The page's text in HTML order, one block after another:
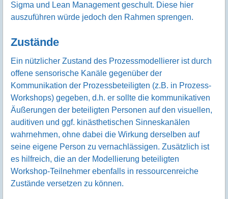
Sigma und Lean Management geschult. Diese hier
auszuführen würde jedoch den Rahmen sprengen.
Zustände
Ein nützlicher Zustand des Prozessmodellierer ist durch
offene sensorische Kanäle gegenüber der
Kommunikation der Prozessbeteiligten (z.B. in Prozess-
Workshops) gegeben, d.h. er sollte die kommunikativen
Äußerungen der beteiligten Personen auf den visuellen,
auditiven und ggf. kinästhetischen Sinneskanälen
wahrnehmen, ohne dabei die Wirkung derselben auf
seine eigene Person zu vernachlässigen. Zusätzlich ist
es hilfreich, die an der Modellierung beteiligten
Workshop-Teilnehmer ebenfalls in ressourcenreiche
Zustände versetzen zu können.